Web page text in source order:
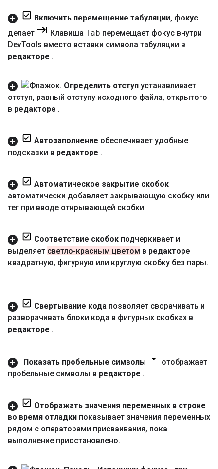
Включить перемещение табуляции, фокус
делает
Клавиша Tab перемещает фокус внутри
DevTools вместо вставки символа табуляции в
редакторе .
Определить отступ устанавливает
отступ, равный отступу исходного файла, открытого
в редакторе .
Автозаполнение обеспечивает удобные
подсказки в редакторе .
Автоматическое закрытие скобок
автоматически добавляет закрывающую скобку или
тег при вводе открывающей скобки.
Соответствие скобок подчеркивает и
выделяет светло-красным цветом в редакторе
квадратную, фигурную или круглую скобку без пары.
Свертывание кода позволяет сворачивать и
разворачивать блоки кода в фигурных скобках в
редакторе .
Показать пробельные символы
отображает
пробельные символы в редакторе .
Отображать значения переменных в строке
во время отладки показывает значения переменных
рядом с операторами присваивания, пока
выполнение приостановлено.